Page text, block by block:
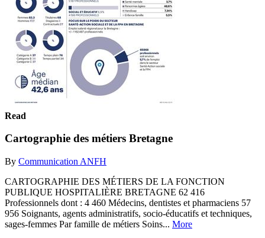
Read
Cartographie des métiers Bretagne
By Communication ANFH
CARTOGRAPHIE DES MÉTIERS DE LA FONCTION
PUBLIQUE HOSPITALIÈRE BRETAGNE 62 416
Professionnels dont : 4 460 Médecins, dentistes et pharmaciens 57
956 Soignants, agents administratifs, socio-éducatifs et techniques,
sages-femmes Par famille de métiers Soins... More